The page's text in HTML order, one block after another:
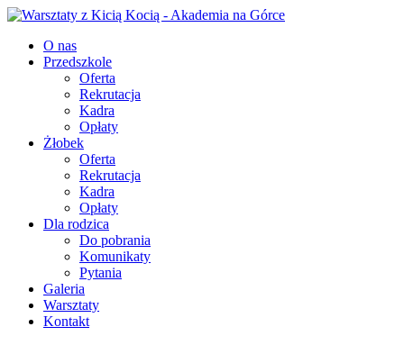
O nas
Przedszkole
Oferta
Rekrutacja
Kadra
Opłaty
Żłobek
Oferta
Rekrutacja
Kadra
Opłaty
Dla rodzica
Do pobrania
Komunikaty
Pytania
Galeria
Warsztaty
Kontakt